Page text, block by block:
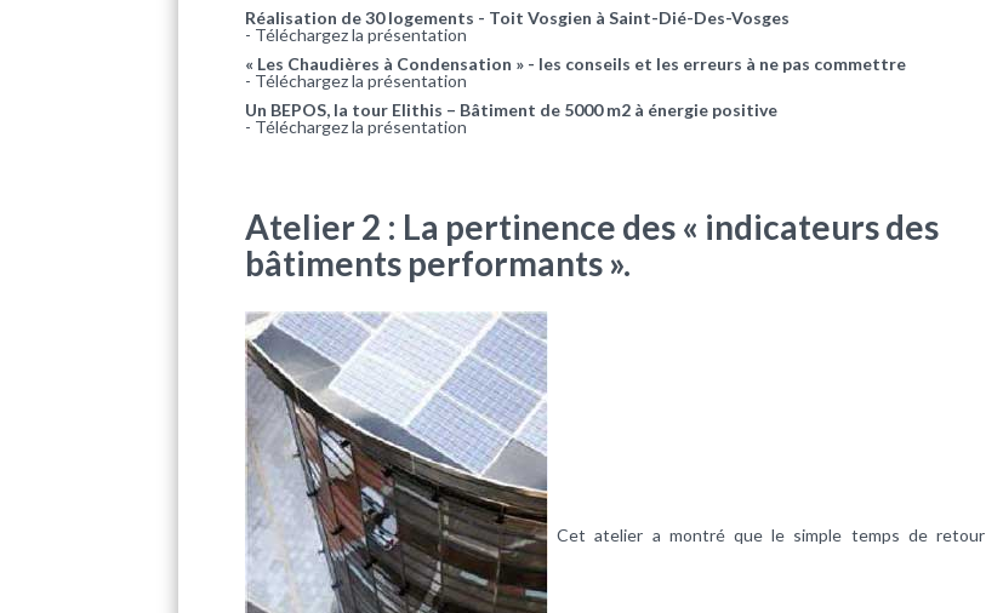
Réalisation de 30 logements - Toit Vosgien à Saint-Dié-Des-Vosges
- Téléchargez la présentation
« Les Chaudières à Condensation » - les conseils et les erreurs à ne pas commettre
- Téléchargez la présentation
Un BEPOS, la tour Elithis – Bâtiment de 5000 m2 à énergie positive
- Téléchargez la présentation
Atelier 2 : La pertinence des « indicateurs des
bâtiments performants ».
Cet atelier a montré que le simple temps de retour